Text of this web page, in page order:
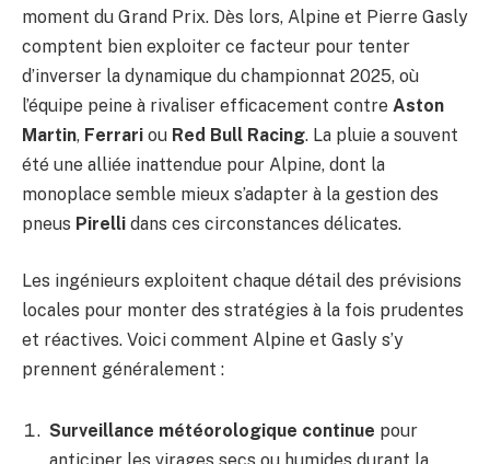
moment du Grand Prix. Dès lors, Alpine et Pierre Gasly
comptent bien exploiter ce facteur pour tenter
d’inverser la dynamique du championnat 2025, où
l’équipe peine à rivaliser efficacement contre Aston
Martin, Ferrari ou Red Bull Racing. La pluie a souvent
été une alliée inattendue pour Alpine, dont la
monoplace semble mieux s’adapter à la gestion des
pneus Pirelli dans ces circonstances délicates.
Les ingénieurs exploitent chaque détail des prévisions
locales pour monter des stratégies à la fois prudentes
et réactives. Voici comment Alpine et Gasly s’y
prennent généralement :
Surveillance météorologique continue pour
anticiper les virages secs ou humides durant la